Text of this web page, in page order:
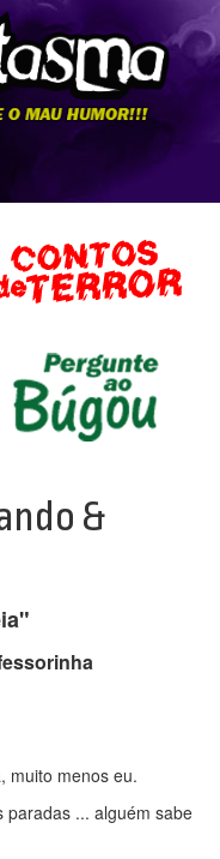
&
muito menos eu.
... alguém sabe